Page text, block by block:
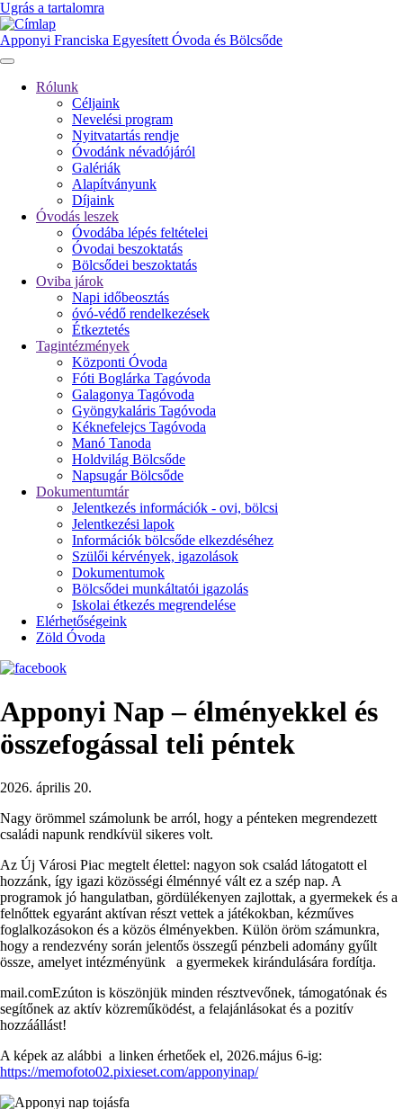
Ugrás a tartalomra
Apponyi Franciska Egyesített Óvoda és Bölcsőde
navigáció
Rólunk
Céljaink
Nevelési program
Nyitvatartás rendje
Óvodánk névadójáról
Galériák
Alapítványunk
Díjaink
Óvodás leszek
Óvodába lépés feltételei
Óvodai beszoktatás
Bölcsődei beszoktatás
Oviba járok
Napi időbeosztás
óvó-védő rendelkezések
Étkeztetés
Tagintézmények
Központi Óvoda
Fóti Boglárka Tagóvoda
Galagonya Tagóvoda
Gyöngykaláris Tagóvoda
Kéknefelejcs Tagóvoda
Manó Tanoda
Holdvilág Bölcsőde
Napsugár Bölcsőde
Dokumentumtár
Jelentkezés információk - ovi, bölcsi
Jelentkezési lapok
Információk bölcsőde elkezdéséhez
Szülői kérvények, igazolások
Dokumentumok
Bölcsődei munkáltatói igazolás
Iskolai étkezés megrendelése
Elérhetőségeink
Zöld Óvoda
Apponyi Nap – élményekkel és
összefogással teli péntek
2026. április 20.
Nagy örömmel számolunk be arról, hogy a pénteken megrendezett
családi napunk rendkívül sikeres volt.
Az Új Városi Piac megtelt élettel: nagyon sok család látogatott el
hozzánk, így igazi közösségi élménnyé vált ez a szép nap. A
programok jó hangulatban, gördülékenyen zajlottak, a gyermekek és a
felnőttek egyaránt aktívan részt vettek a játékokban, kézműves
foglalkozásokon és a közös élményekben. Külön öröm számunkra,
hogy a rendezvény során jelentős összegű pénzbeli adomány gyűlt
össze, amelyet intézményünk a gyermekek kirándulására fordítja.
mail.comEzúton is köszönjük minden résztvevőnek, támogatónak és
segítőnek az aktív közreműködést, a felajánlásokat és a pozitív
hozzáállást!
A képek az alábbi a linken érhetőek el, 2026.május 6-ig:
https://memofoto02.pixieset.com/apponyinap/